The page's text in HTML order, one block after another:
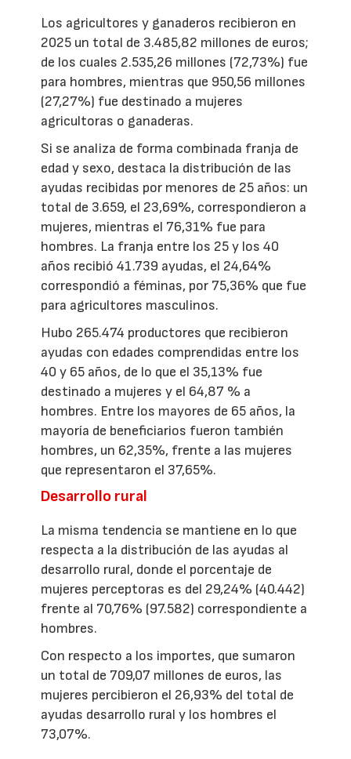
Los agricultores y ganaderos recibieron en
2025 un total de 3.485,82 millones de euros;
de los cuales 2.535,26 millones (72,73%) fue
para hombres, mientras que 950,56 millones
(27,27%) fue destinado a mujeres
agricultoras o ganaderas.
Si se analiza de forma combinada franja de
edad y sexo, destaca la distribución de las
ayudas recibidas por menores de 25 años: un
total de 3.659, el 23,69%, correspondieron a
mujeres, mientras el 76,31% fue para
hombres. La franja entre los 25 y los 40
años recibió 41.739 ayudas, el 24,64%
correspondió a féminas, por 75,36% que fue
para agricultores masculinos.
Hubo 265.474 productores que recibieron
ayudas con edades comprendidas entre los
40 y 65 años, de lo que el 35,13% fue
destinado a mujeres y el 64,87 % a
hombres. Entre los mayores de 65 años, la
mayoría de beneficiarios fueron también
hombres, un 62,35%, frente a las mujeres
que representaron el 37,65%.
Desarrollo rural
La misma tendencia se mantiene en lo que
respecta a la distribución de las ayudas al
desarrollo rural, donde el porcentaje de
mujeres perceptoras es del 29,24% (40.442)
frente al 70,76% (97.582) correspondiente a
hombres.
Con respecto a los importes, que sumaron
un total de 709,07 millones de euros, las
mujeres percibieron el 26,93% del total de
ayudas desarrollo rural y los hombres el
73,07%.